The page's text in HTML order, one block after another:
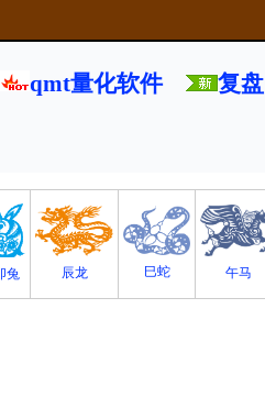
qmt量化软件 复盘
兔 辰龙 巳蛇 午马